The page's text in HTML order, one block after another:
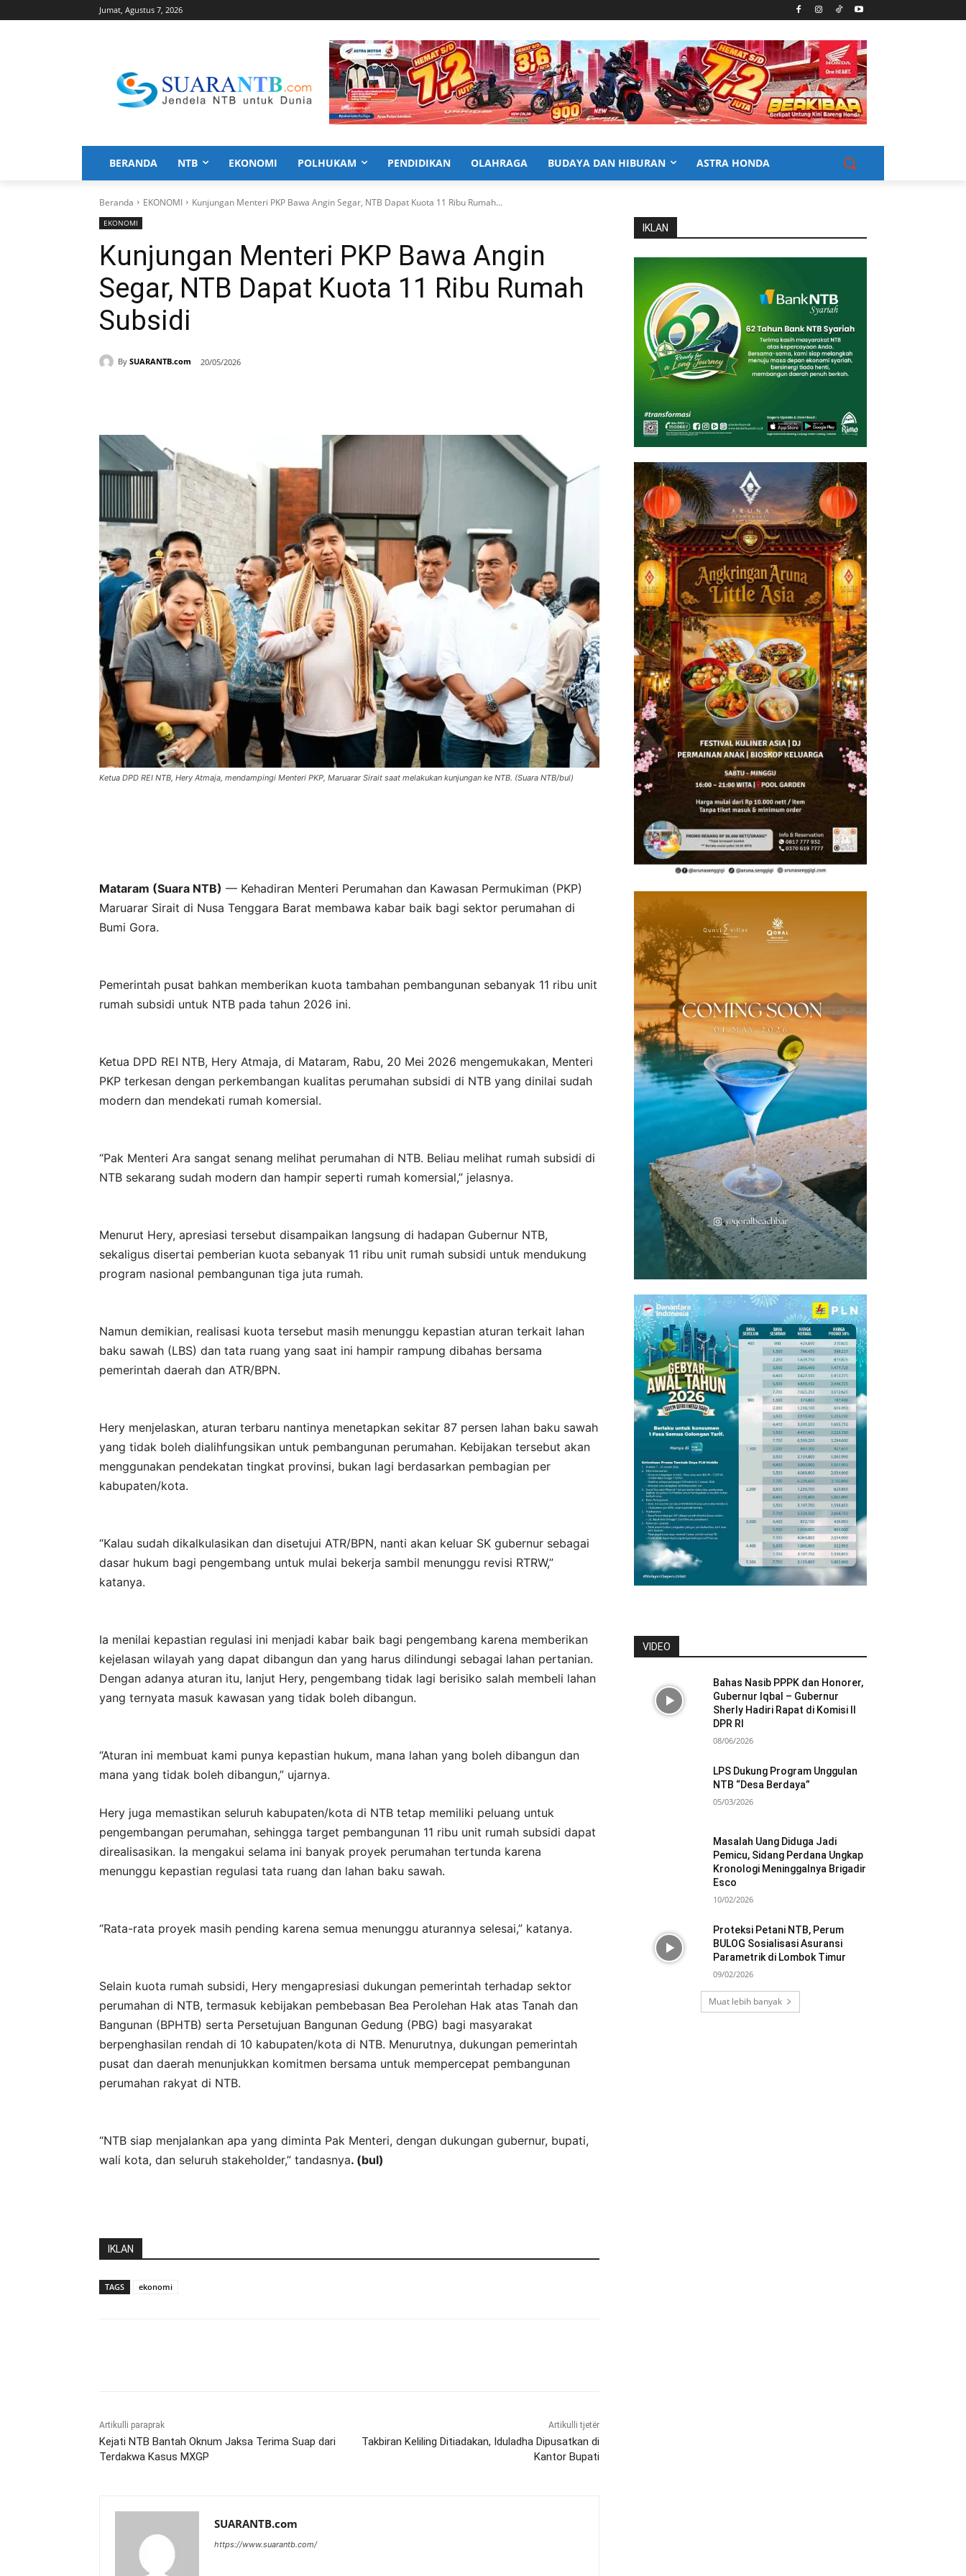
Jumat, Agustus 7, 2026
BERANDA NTB EKONOMI POLHUKAM PENDIDIKAN OLAHRAGA BUDAYA DAN HIBURAN ASTRA HONDA
Beranda EKONOMI Kunjungan Menteri PKP Bawa Angin Segar, NTB Dapat Kuota 11 Ribu Rumah...
EKONOMI
Kunjungan Menteri PKP Bawa Angin
Segar, NTB Dapat Kuota 11 Ribu Rumah
Subsidi
By SUARANTB.com 20/05/2026
Ketua DPD REI NTB, Hery Atmaja, mendampingi Menteri PKP, Maruarar Sirait saat melakukan kunjungan ke NTB. (Suara NTB/bul)
Mataram (Suara NTB) — Kehadiran Menteri Perumahan dan Kawasan Permukiman (PKP)
Maruarar Sirait di Nusa Tenggara Barat membawa kabar baik bagi sektor perumahan di
Bumi Gora.
Pemerintah pusat bahkan memberikan kuota tambahan pembangunan sebanyak 11 ribu unit
rumah subsidi untuk NTB pada tahun 2026 ini.
Ketua DPD REI NTB, Hery Atmaja, di Mataram, Rabu, 20 Mei 2026 mengemukakan, Menteri
PKP terkesan dengan perkembangan kualitas perumahan subsidi di NTB yang dinilai sudah
modern dan mendekati rumah komersial.
“Pak Menteri Ara sangat senang melihat perumahan di NTB. Beliau melihat rumah subsidi di
NTB sekarang sudah modern dan hampir seperti rumah komersial,” jelasnya.
Menurut Hery, apresiasi tersebut disampaikan langsung di hadapan Gubernur NTB,
sekaligus disertai pemberian kuota sebanyak 11 ribu unit rumah subsidi untuk mendukung
program nasional pembangunan tiga juta rumah.
Namun demikian, realisasi kuota tersebut masih menunggu kepastian aturan terkait lahan
baku sawah (LBS) dan tata ruang yang saat ini hampir rampung dibahas bersama
pemerintah daerah dan ATR/BPN.
Hery menjelaskan, aturan terbaru nantinya menetapkan sekitar 87 persen lahan baku sawah
yang tidak boleh dialihfungsikan untuk pembangunan perumahan. Kebijakan tersebut akan
menggunakan pendekatan tingkat provinsi, bukan lagi berdasarkan pembagian per
kabupaten/kota.
“Kalau sudah dikalkulasikan dan disetujui ATR/BPN, nanti akan keluar SK gubernur sebagai
dasar hukum bagi pengembang untuk mulai bekerja sambil menunggu revisi RTRW,”
katanya.
Ia menilai kepastian regulasi ini menjadi kabar baik bagi pengembang karena memberikan
kejelasan wilayah yang dapat dibangun dan yang harus dilindungi sebagai lahan pertanian.
Dengan adanya aturan itu, lanjut Hery, pengembang tidak lagi berisiko salah membeli lahan
yang ternyata masuk kawasan yang tidak boleh dibangun.
“Aturan ini membuat kami punya kepastian hukum, mana lahan yang boleh dibangun dan
mana yang tidak boleh dibangun,” ujarnya.
Hery juga memastikan seluruh kabupaten/kota di NTB tetap memiliki peluang untuk
pengembangan perumahan, sehingga target pembangunan 11 ribu unit rumah subsidi dapat
direalisasikan. Ia mengakui selama ini banyak proyek perumahan tertunda karena
menunggu kepastian regulasi tata ruang dan lahan baku sawah.
“Rata-rata proyek masih pending karena semua menunggu aturannya selesai,” katanya.
Selain kuota rumah subsidi, Hery mengapresiasi dukungan pemerintah terhadap sektor
perumahan di NTB, termasuk kebijakan pembebasan Bea Perolehan Hak atas Tanah dan
Bangunan (BPHTB) serta Persetujuan Bangunan Gedung (PBG) bagi masyarakat
berpenghasilan rendah di 10 kabupaten/kota di NTB. Menurutnya, dukungan pemerintah
pusat dan daerah menunjukkan komitmen bersama untuk mempercepat pembangunan
perumahan rakyat di NTB.
“NTB siap menjalankan apa yang diminta Pak Menteri, dengan dukungan gubernur, bupati,
wali kota, dan seluruh stakeholder,” tandasnya. (bul)
IKLAN
TAGS ekonomi
Artikulli paraprak
Kejati NTB Bantah Oknum Jaksa Terima Suap dari
Terdakwa Kasus MXGP
Artikulli tjetër
Takbiran Keliling Ditiadakan, Iduladha Dipusatkan di
Kantor Bupati
SUARANTB.com
https://www.suarantb.com/
IKLAN
VIDEO
Bahas Nasib PPPK dan Honorer,
Gubernur Iqbal – Gubernur
Sherly Hadiri Rapat di Komisi II
DPR RI
08/06/2026
LPS Dukung Program Unggulan
NTB “Desa Berdaya”
05/03/2026
Masalah Uang Diduga Jadi
Pemicu, Sidang Perdana Ungkap
Kronologi Meninggalnya Brigadir
Esco
10/02/2026
Proteksi Petani NTB, Perum
BULOG Sosialisasi Asuransi
Parametrik di Lombok Timur
09/02/2026
Muat lebih banyak